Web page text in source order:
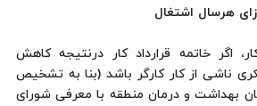
قانون کار، اگر خاتمه قرارداد کار درنتیجه کاهش
ناشی از کار کارگر باشد (بنا به تشخیص
بهداشت و درمان منطقه با معرفی شورای